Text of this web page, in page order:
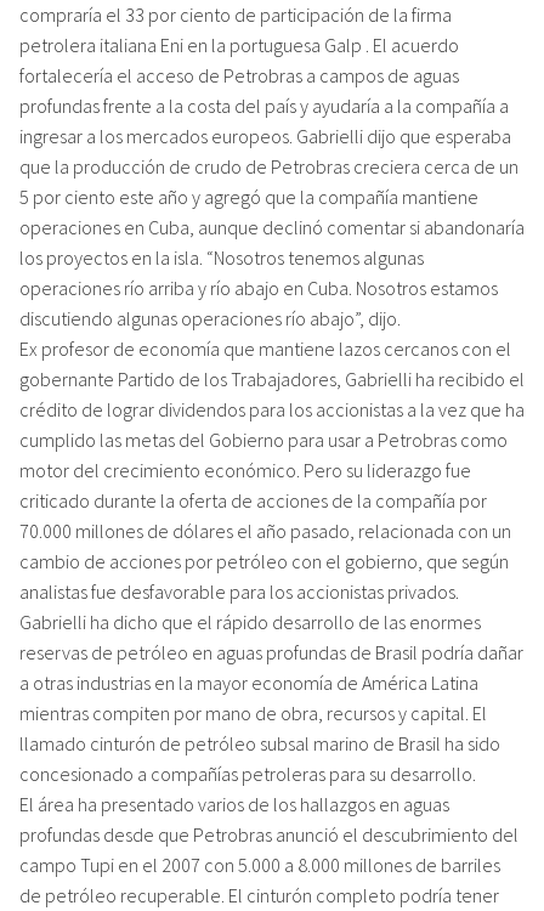
compraría el 33 por ciento de participación de la firma
petrolera italiana Eni en la portuguesa Galp . El acuerdo
fortalecería el acceso de Petrobras a campos de aguas
profundas frente a la costa del país y ayudaría a la compañía a
ingresar a los mercados europeos. Gabrielli dijo que esperaba
que la producción de crudo de Petrobras creciera cerca de un
5 por ciento este año y agregó que la compañía mantiene
operaciones en Cuba, aunque declinó comentar si abandonaría
los proyectos en la isla. “Nosotros tenemos algunas
operaciones río arriba y río abajo en Cuba. Nosotros estamos
discutiendo algunas operaciones río abajo”, dijo.
Ex profesor de economía que mantiene lazos cercanos con el
gobernante Partido de los Trabajadores, Gabrielli ha recibido el
crédito de lograr dividendos para los accionistas a la vez que ha
cumplido las metas del Gobierno para usar a Petrobras como
motor del crecimiento económico. Pero su liderazgo fue
criticado durante la oferta de acciones de la compañía por
70.000 millones de dólares el año pasado, relacionada con un
cambio de acciones por petróleo con el gobierno, que según
analistas fue desfavorable para los accionistas privados.
Gabrielli ha dicho que el rápido desarrollo de las enormes
reservas de petróleo en aguas profundas de Brasil podría dañar
a otras industrias en la mayor economía de América Latina
mientras compiten por mano de obra, recursos y capital. El
llamado cinturón de petróleo subsal marino de Brasil ha sido
concesionado a compañías petroleras para su desarrollo.
El área ha presentado varios de los hallazgos en aguas
profundas desde que Petrobras anunció el descubrimiento del
campo Tupi en el 2007 con 5.000 a 8.000 millones de barriles
de petróleo recuperable. El cinturón completo podría tener